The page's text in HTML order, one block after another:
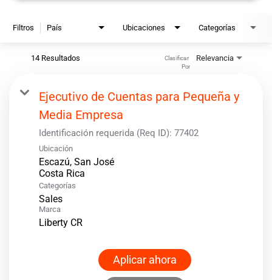
Filtros País Ubicaciones Categorías
14 Resultados Relevancia
Clasificar
Por
Ejecutivo de Cuentas para Pequeña y
Media Empresa
Identificación requerida (Req ID): 77402
Ubicación
Escazú, San José
Categorías
Sales
Marca
Liberty CR
Aplicar ahora